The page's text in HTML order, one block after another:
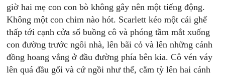
giờ hai mẹ con con bò không gây nên một tiếng động.
Không một con chim nào hót. Scarlett kéo một cái ghế
thấp tới cạnh cửa sổ buồng cô và phóng tầm mắt xuống
con đường trước ngôi nhà, lên bãi cỏ và lên những cánh
đồng hoang vắng ở đầu đường phía bên kia. Cô vén váy
lên quá đầu gối và cứ ngồi như thế, cằm tỳ lên hai cánh